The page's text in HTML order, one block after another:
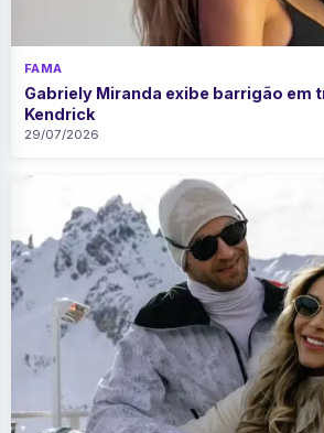
FAMA
Gabriely Miranda exibe barrigão em
Kendrick
29/07/2026